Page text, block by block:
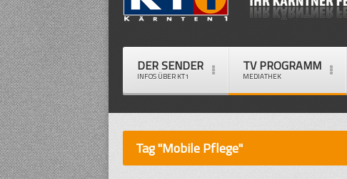
DER SENDER
INFOS ÜBER KT1
TV PROGRAMM
MEDIATHEK
Tag "Mobile Pflege"